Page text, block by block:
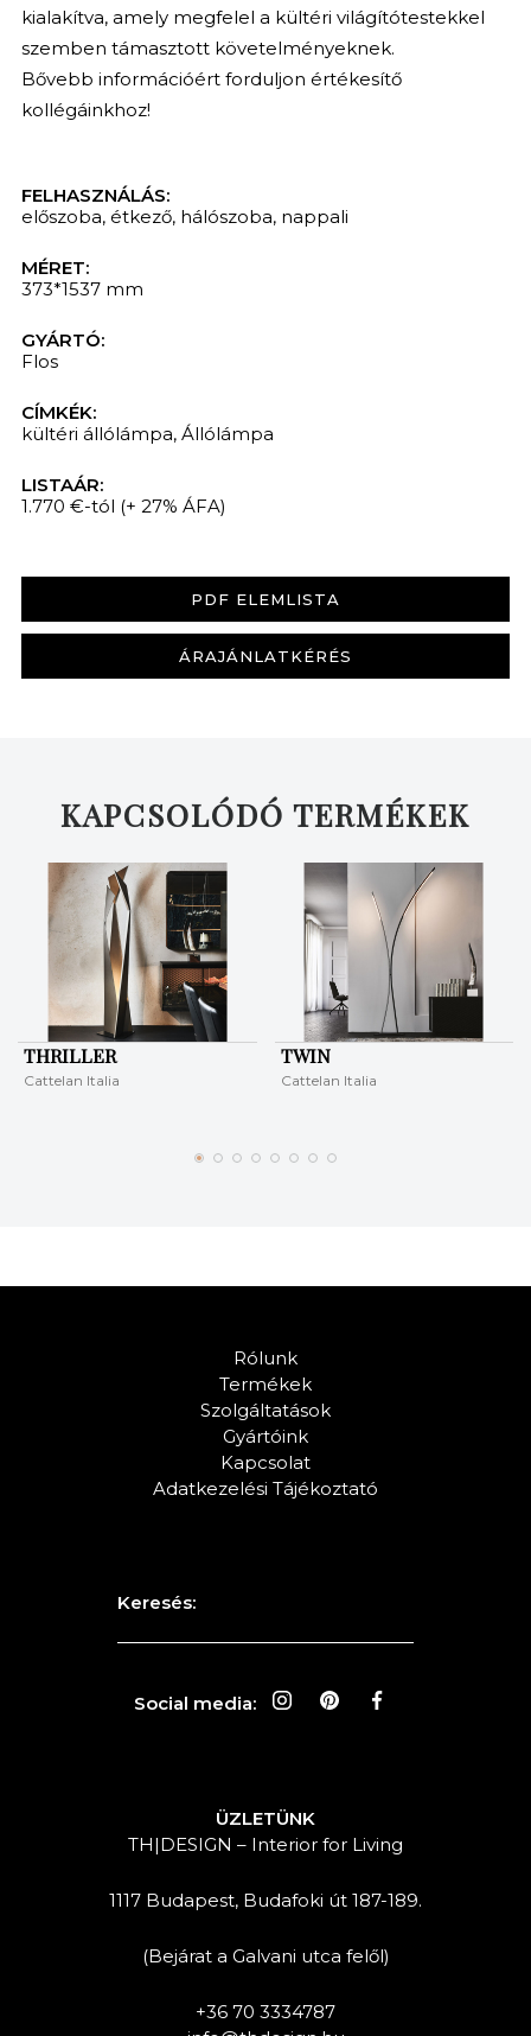
kialakítva, amely megfelel a kültéri világítótestekkel
szemben támasztott követelményeknek.
Bővebb információért forduljon értékesítő
kollégáinkhoz!
FELHASZNÁLÁS:
előszoba, étkező, hálószoba, nappali
MÉRET:
373*1537 mm
GYÁRTÓ:
Flos
CÍMKÉK:
kültéri állólámpa, Állólámpa
LISTAÁR:
1.770 €-tól (+ 27% ÁFA)
PDF ELEMLISTA
ÁRAJÁNLATKÉRÉS
KAPCSOLÓDÓ TERMÉKEK
THRILLER
Cattelan Italia
TWIN
Cattelan Italia
Rólunk
Termékek
Szolgáltatások
Gyártóink
Kapcsolat
Adatkezelési Tájékoztató
Keresés:
Social media:
ÜZLETÜNK
TH|DESIGN – Interior for Living
1117 Budapest, Budafoki út 187-189.
(Bejárat a Galvani utca felől)
+36 70 3334787